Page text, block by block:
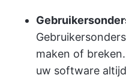
maken of
uw software